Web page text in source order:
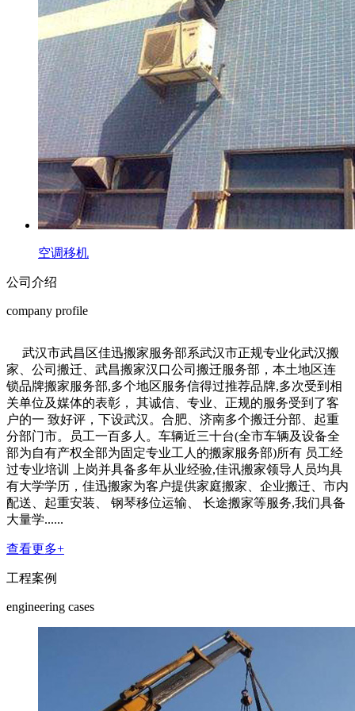
空调移机
公司介绍
company profile
武汉市武昌区佳迅搬家服务部系武汉市正规专业化武汉搬
家、公司搬迁、武昌搬家汉口公司搬迁服务部，本土地区连
锁品牌搬家服务部,多个地区服务信得过推荐品牌,多次受到相
关单位及媒体的表彰， 其诚信、专业、正规的服务受到了客
户的一 致好评，下设武汉。合肥、济南多个搬迁分部、起重
分部门市。员工一百多人。车辆近三十台(全市车辆及设备全
部为自有产权全部为固定专业工人的搬家服务部)所有 员工经
过专业培训 上岗并具备多年从业经验,佳讯搬家领导人员均具
有大学学历，佳迅搬家为客户提供家庭搬家、企业搬迁、市内
配送、起重安装、 钢琴移位运输、 长途搬家等服务,我们具备
大量学......
查看更多+
工程案例
engineering cases